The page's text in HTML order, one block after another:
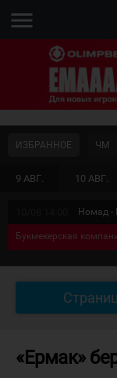
menu
9 АВГ. 10 АВГ.
ИЗБРАННОЕ ЧМ
Номад -
Букмекерская
«Ермак»